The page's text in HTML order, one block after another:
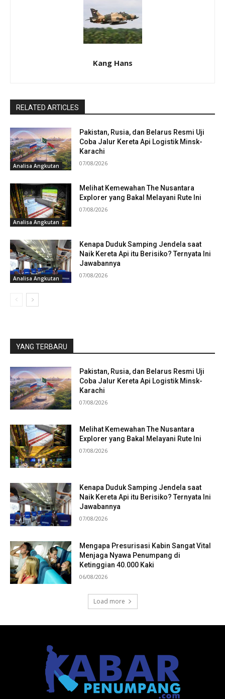
Kang Hans
RELATED ARTICLES
Analisa Angkutan
Pakistan, Rusia, dan Belarus Resmi Uji
Coba Jalur Kereta Api Logistik Minsk-
Karachi
07/08/2026
Analisa Angkutan
Melihat Kemewahan The Nusantara
Explorer yang Bakal Melayani Rute Ini
07/08/2026
Analisa Angkutan
Kenapa Duduk Samping Jendela saat
Naik Kereta Api itu Berisiko? Ternyata Ini
Jawabannya
07/08/2026
YANG TERBARU
Pakistan, Rusia, dan Belarus Resmi Uji
Coba Jalur Kereta Api Logistik Minsk-
Karachi
07/08/2026
Melihat Kemewahan The Nusantara
Explorer yang Bakal Melayani Rute Ini
07/08/2026
Kenapa Duduk Samping Jendela saat
Naik Kereta Api itu Berisiko? Ternyata Ini
Jawabannya
07/08/2026
Mengapa Presurisasi Kabin Sangat Vital
Menjaga Nyawa Penumpang di
Ketinggian 40.000 Kaki
06/08/2026
Load more